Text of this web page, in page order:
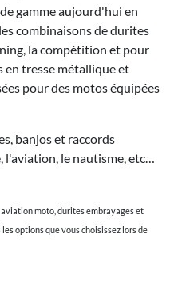
gamme aujourd'hui en
combinaisons de durites
la compétition et pour
en tresse métallique et
pour des motos équipées
banjos et raccords
le nautisme, etc…
moto, durites embrayages et
options que vous choisissez lors de